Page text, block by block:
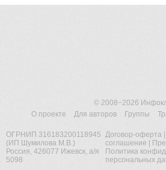
© 2008−2026
О проекте
Для авторов Группы
ОГРНИП 316183200118945
(ИП Шумилова М.В.)
Россия, 426077 Ижевск, а/я
5098
Договор-оферта|
соглашение
Политика
персональных